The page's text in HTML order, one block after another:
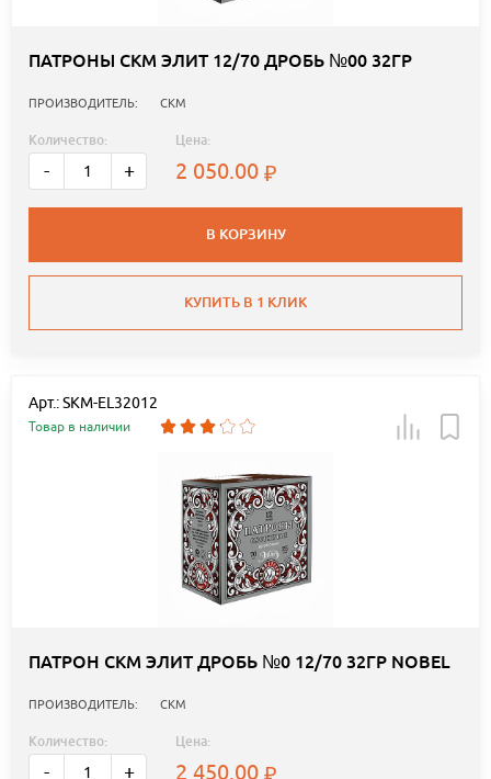
ПАТРОНЫ СКМ ЭЛИТ 12/70 ДРОБЬ №00 32ГР
ПРОИЗВОДИТЕЛЬ: СКМ
Количество:
- +
Цена:
2 050.00
В КОРЗИНУ
КУПИТЬ В 1 КЛИК
Арт.: SKM-EL32012
Товар в наличии
ПАТРОН СКМ ЭЛИТ ДРОБЬ №0 12/70 32ГР NOBEL
ПРОИЗВОДИТЕЛЬ: СКМ
Количество:
- +
Цена:
2 450.00